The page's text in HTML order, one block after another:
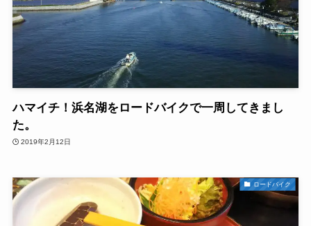
ハマイチ！浜名湖をロードバイクで一周してきまし
た。
2019年2月12日
ロードバイク